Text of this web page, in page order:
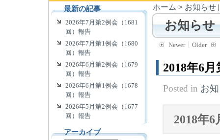
ホーム > お知らせ
お知らせ
Newer Older
2018年6
Posted in お
2018年
最新の記事
2026年7月第2例会（1681
回）報告
2026年7月第1例会（1680
回）報告
2026年6月第2例会（1679
回）報告
2026年6月第1例会（1678
回）報告
2026年5月第2例会（1677
回）報告
アーカイブ